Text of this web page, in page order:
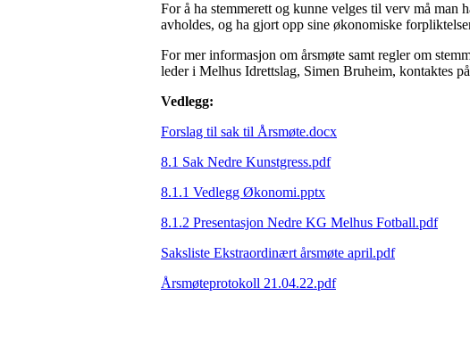
For å ha stemmerett og kunne velges til verv må
avholdes, og ha gjort opp sine økonomiske
For mer informasjon om årsmøte samt regler om
leder i Melhus Idrettslag, Simen Bruheim, kontaktes
Vedlegg:
Forslag til sak til Årsmøte.docx
8.1 Sak Nedre Kunstgress.pdf
8.1.1 Vedlegg Økonomi.pptx
8.1.2 Presentasjon Nedre KG Melhus Fotball.pdf
Saksliste Ekstraordinært årsmøte april.pdf
Årsmøteprotokoll 21.04.22.pdf